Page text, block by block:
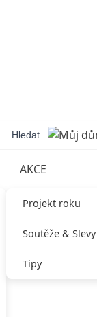
AKCE
Projekt roku
Soutěže & Slevy
Tipy